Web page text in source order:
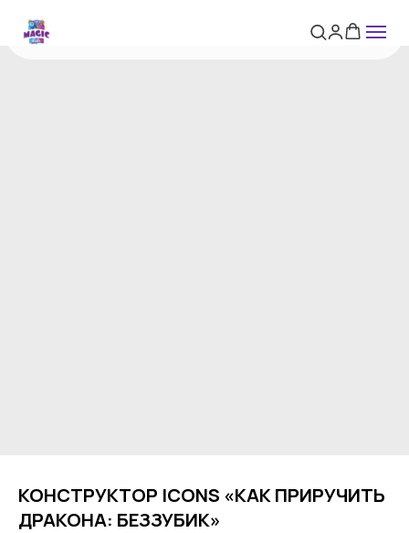
КОНСТРУКТОР ICONS «КАК ПРИРУЧИТЬ
ДРАКОНА: БЕЗЗУБИК»